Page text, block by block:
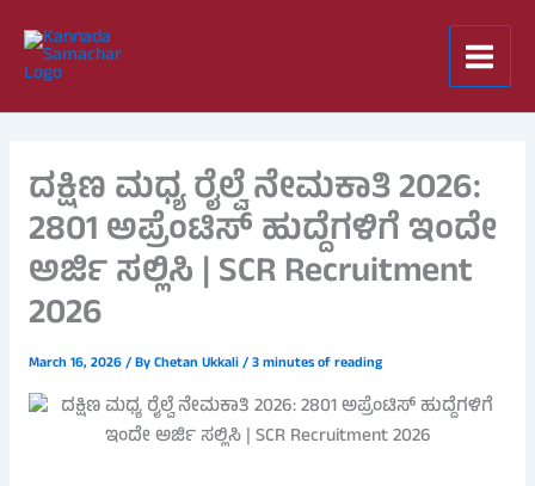
content
ದಕ್ಷಿಣ ಮಧ್ಯ ರೈಲ್ವೆ ನೇಮಕಾತಿ 2026:
2801 ಅಪ್ರೆಂಟಿಸ್ ಹುದ್ದೆಗಳಿಗೆ ಇಂದೇ
ಅರ್ಜಿ ಸಲ್ಲಿಸಿ | SCR Recruitment
2026
March 16, 2026/ ByChetan Ukkali/3 minutes of reading